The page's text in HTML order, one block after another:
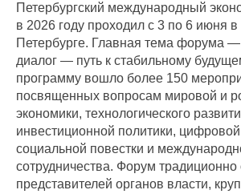
Петербургский международный
в 2026 году проходил с 3 по 6 июня в
Петербурге. Главная тема форума
диалог — путь к стабильному
программу вошло более 150
посвященных вопросам мировой и
экономики, технологического
инвестиционной политики,
социальной повестки и
сотрудничества. Форум традиционно
представителей органов власти,